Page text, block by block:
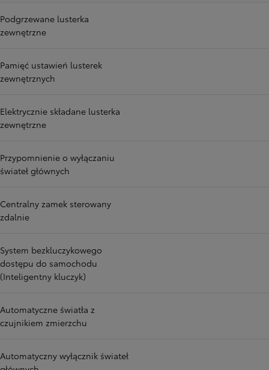
Podgrzewane lusterka
zewnętrzne
Pamięć ustawień lusterek
zewnętrznych
Elektrycznie składane lusterka
zewnętrzne
Przypomnienie o wyłączaniu
świateł głównych
Centralny zamek sterowany
zdalnie
System bezkluczykowego
dostępu do samochodu
(Inteligentny kluczyk)
Automatyczne światła z
czujnikiem zmierzchu
Automatyczny wyłącznik świateł